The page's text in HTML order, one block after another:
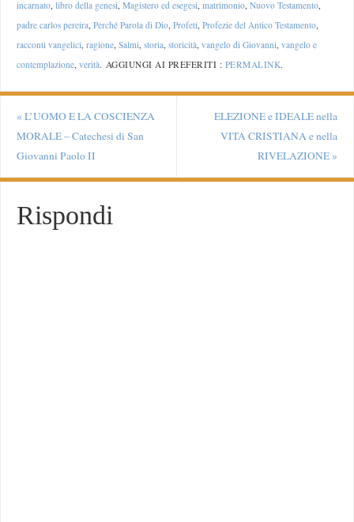
incarnato,libro della genesi,Magistero ed esegesi,matrimonio,Nuovo Testamento,
padre carlos pereira,Perché Parola di Dio,Profeti,Profezie del Antico Testamento,
racconti vangelici,ragione,Salmi,storia,storicità,vangelo di Giovanni,vangelo e
contemplazione,verità. AGGIUNGI AI PREFERITI : PERMALINK.
« L’UOMO E LA COSCIENZA
MORALE – Catechesi di San
Giovanni Paolo II
ELEZIONE e IDEALE nella
VITA CRISTIANA e nella
RIVELAZIONE»
Rispondi